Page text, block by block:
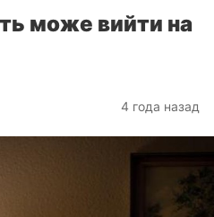
може вийти на
4 года назад